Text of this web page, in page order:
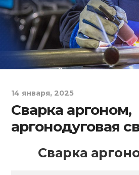
14 января, 2025
Сварка аргоном,
аргонодуговая
Сварка